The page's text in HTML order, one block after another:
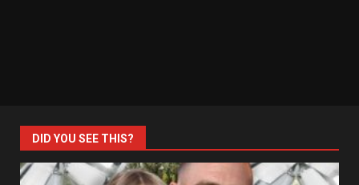
DID YOU SEE THIS?